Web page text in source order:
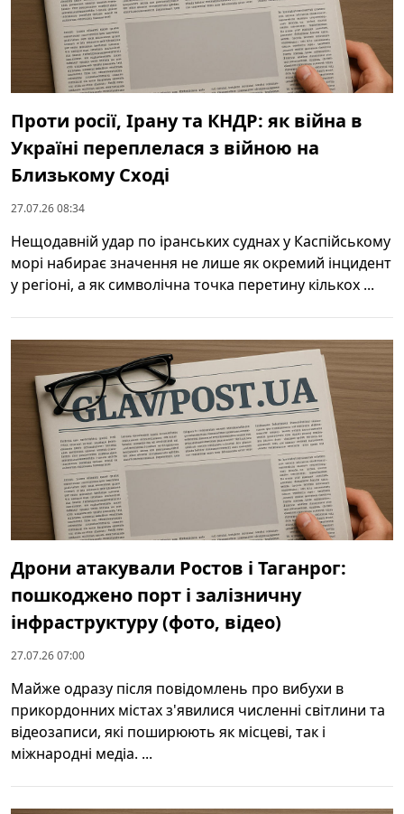
Проти росії, Ірану та КНДР: як війна в
Україні переплелася з війною на
Близькому Сході
27.07.26 08:34
Нещодавній удар по іранських суднах у Каспійському
морі набирає значення не лише як окремий інцидент
у регіоні, а як символічна точка перетину кількох ...
Дрони атакували Ростов і Таганрог:
пошкоджено порт і залізничну
інфраструктуру (фото, відео)
27.07.26 07:00
Майже одразу після повідомлень про вибухи в
прикордонних містах з'явилися численні світлини та
відеозаписи, які поширюють як місцеві, так і
міжнародні медіа. ...